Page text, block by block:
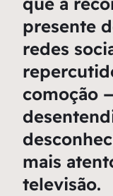
presente
redes
comoção
mais
televisão.